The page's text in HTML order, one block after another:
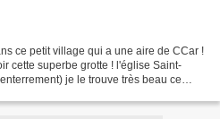
ce petit village qui a une aire de CCar !
cette superbe grotte ! l'église Saint-
je le trouve très beau ce